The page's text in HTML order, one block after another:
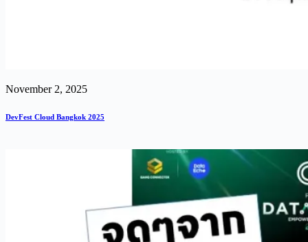
November 2, 2025
DevFest Cloud Bangkok 2025